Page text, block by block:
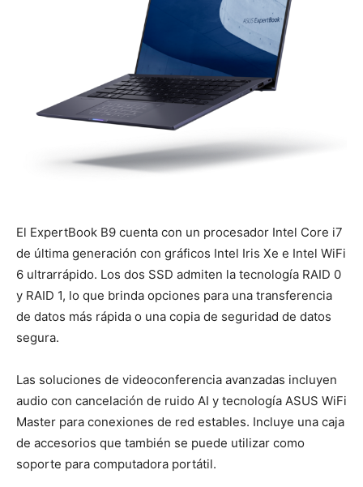
El ExpertBook B9 cuenta con un procesador Intel Core i7
de última generación con gráficos Intel Iris Xe e Intel WiFi
6 ultrarrápido. Los dos SSD admiten la tecnología RAID 0
y RAID 1, lo que brinda opciones para una transferencia
de datos más rápida o una copia de seguridad de datos
segura.
Las soluciones de videoconferencia avanzadas incluyen
audio con cancelación de ruido AI y tecnología ASUS WiFi
Master para conexiones de red estables. Incluye una caja
de accesorios que también se puede utilizar como
soporte para computadora portátil.